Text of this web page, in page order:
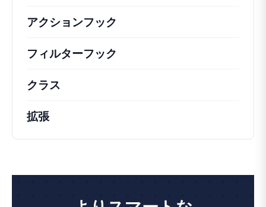
アクションフック
フィルターフック
クラス
拡張